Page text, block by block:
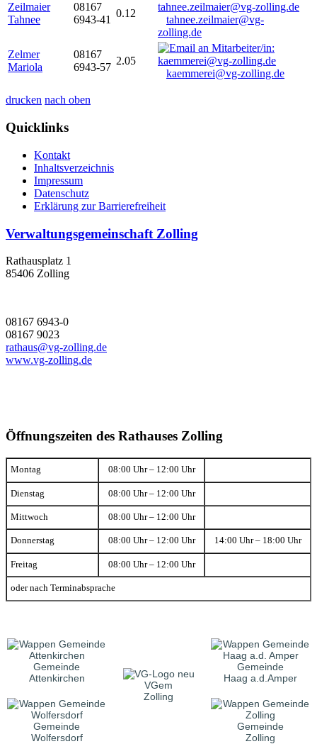
Zeilmaier
Tahnee
08167
6943-41
0.12
tahnee.zeilmaier@vg-
zolling.de
Zelmer
Mariola
08167
6943-57
2.05
kaemmerei@vg-zolling.de
drucken nach oben
Quicklinks
Kontakt
Inhaltsverzeichnis
Impressum
Datenschutz
Erklärung zur Barrierefreiheit
Verwaltungsgemeinschaft Zolling
Rathausplatz 1
85406 Zolling
08167 6943-0
08167 9023
rathaus@vg-zolling.de
www.vg-zolling.de
Öffnungszeiten des Rathauses Zolling
Montag 08:00 Uhr – 12:00 Uhr
Dienstag 08:00 Uhr – 12:00 Uhr
Mittwoch 08:00 Uhr – 12:00 Uhr
Donnerstag 08:00 Uhr – 12:00 Uhr 14:00 Uhr – 18:00 Uhr
Freitag 08:00 Uhr – 12:00 Uhr
oder nach Terminabsprache
Gemeinde
Attenkirchen
VGem
Zolling
Gemeinde
Haag a.d.Amper
Gemeinde
Wolfersdorf
Gemeinde
Zolling